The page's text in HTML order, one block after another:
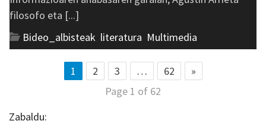
filosofo eta [...]
Bideo_albisteak literatura Multimedia
1 2 3 … 62
»
Page 1 of 62
Zabaldu: